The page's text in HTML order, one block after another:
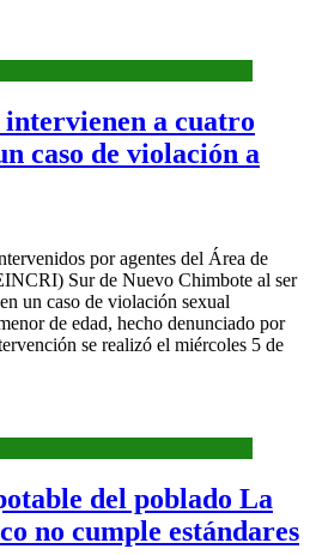
a cuatro
caso de violación a
por agentes del Área de
Sur de Nuevo Chimbote al ser
un caso de violación sexual
de edad, hecho denunciado por
se realizó el miércoles 5 de
del poblado La
no cumple estándares